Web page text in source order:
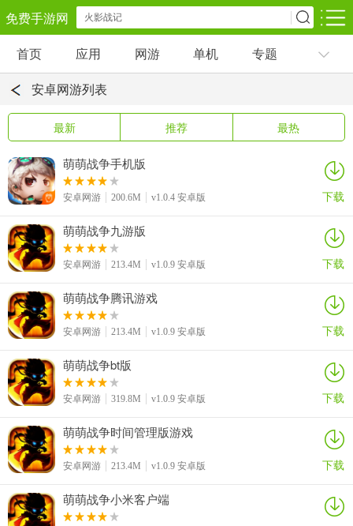
免费手游网
安卓网游 安卓单机 安卓应用
角色扮演
经营养成 射击枪战
仙侠网游
手游辅助 回合网游
儿童教育 体育运动
首页 应用 网游 单机
专题
安卓网游列表
最新 推荐 最热
萌萌战争手机版
安卓网游 200.6M v1.0.4 安卓版 下载
萌萌战争九游版
安卓网游 213.4M v1.0.9 安卓版 下载
萌萌战争腾讯游戏
安卓网游 213.4M v1.0.9 安卓版 下载
萌萌战争bt版
安卓网游 319.8M v1.0.9 安卓版 下载
萌萌战争时间管理版游戏
安卓网游 213.4M v1.0.9 安卓版 下载
萌萌战争小米客户端